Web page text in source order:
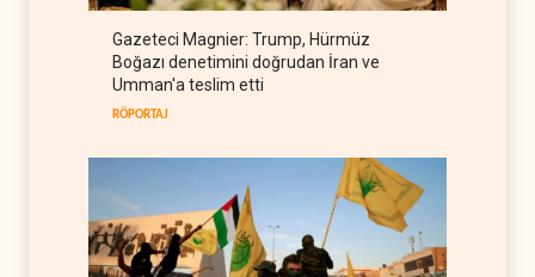
Pakistan ortak savunma
anlaşması imzaladı
ARAP DÜNYASI
Gazeteci Magnier: Trump, Hürmüz
Boğazı denetimini doğrudan İran ve
Umman'a teslim etti
RÖPORTAJ